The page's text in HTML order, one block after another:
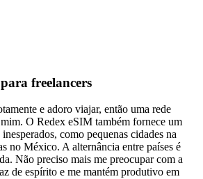
freelancers
e adoro viajar, então uma rede
mim. O Redex eSIM também fornece um
como pequenas cidades na
no México. A alternância entre países é
Não preciso mais me preocupar com a
de espírito e me mantém produtivo em